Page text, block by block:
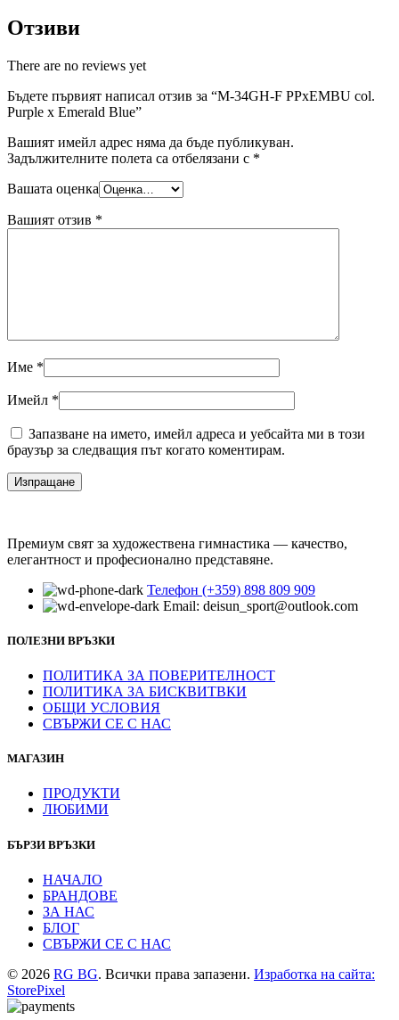
Отзиви
There are no reviews yet
Бъдете първият написал отзив за “M-34GH-F PPxEMBU col.
Purple x Emerald Blue”
Вашият имейл адрес няма да бъде публикуван.
Задължителните полета са отбелязани с *
Вашата оценка
Вашият отзив *
Име *
Имейл *
Запазване на името, имейл адреса и уебсайта ми в този
браузър за следващия път когато коментирам.
Премиум свят за художествена гимнастика — качество,
елегантност и професионално представяне.
Телефон (+359) 898 809 909
Email: deisun_sport@outlook.com
ПОЛЕЗНИ ВРЪЗКИ
ПОЛИТИКА ЗА ПОВЕРИТЕЛНОСТ
ПОЛИТИКА ЗА БИСКВИТВКИ
ОБЩИ УСЛОВИЯ
СВЪРЖИ СЕ С НАС
МАГАЗИН
ПРОДУКТИ
ЛЮБИМИ
БЪРЗИ ВРЪЗКИ
НАЧАЛО
БРАНДОВЕ
ЗА НАС
БЛОГ
СВЪРЖИ СЕ С НАС
© 2026 RG BG. Всички права запазени. Изработка на сайта:
StorePixel